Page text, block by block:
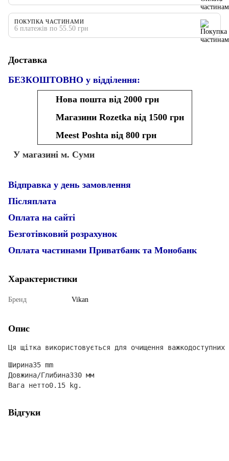
ПОКУПКА ЧАСТИНАМИ
6 платежів по 55.50 грн
Доставка
БЕЗКОШТОВНО у відділення:
Нова пошта від 2000 грн
Магазини Rozetka від 1500 грн
Meest Poshta від 800 грн
У магазині м. Суми
Відправка у день замовлення
Післяплата
Оплата на сайті
Безготівковий розрахунок
Оплата частинами Приватбанк та Монобанк
Характеристики
Бренд Vikan
Опис
Ця щітка використовується для очищення
Ширина35 mm
Довжина/Глибина330 мм
Вага нетто0.15 kg.
Відгуки